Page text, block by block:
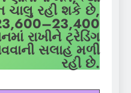
ચાલુ રહી શકે છે,
23,600–23,400
રાખીને ટ્રેડિંગ
સલાહ મળી
રહી છે.